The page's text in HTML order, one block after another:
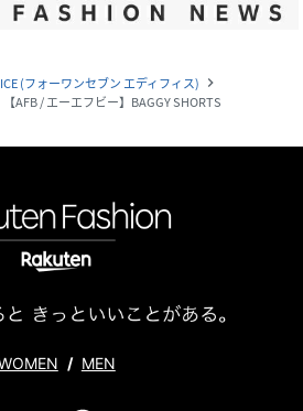
(フォーワンセブン エディフィス) navigate_next
【AFB / エーエフビー】BAGGY SHORTS
/ MEN